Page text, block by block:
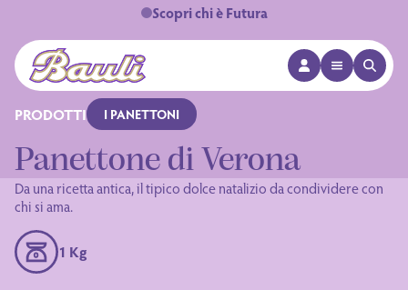
Scopri chi è Futura
Logo Bauli
APRI MENÙ
APRI
PRODOTTI I PANETTONI
Panettone di Verona
Da una ricetta antica, il tipico dolce natalizio da condividere con
chi si ama.
1 Kg